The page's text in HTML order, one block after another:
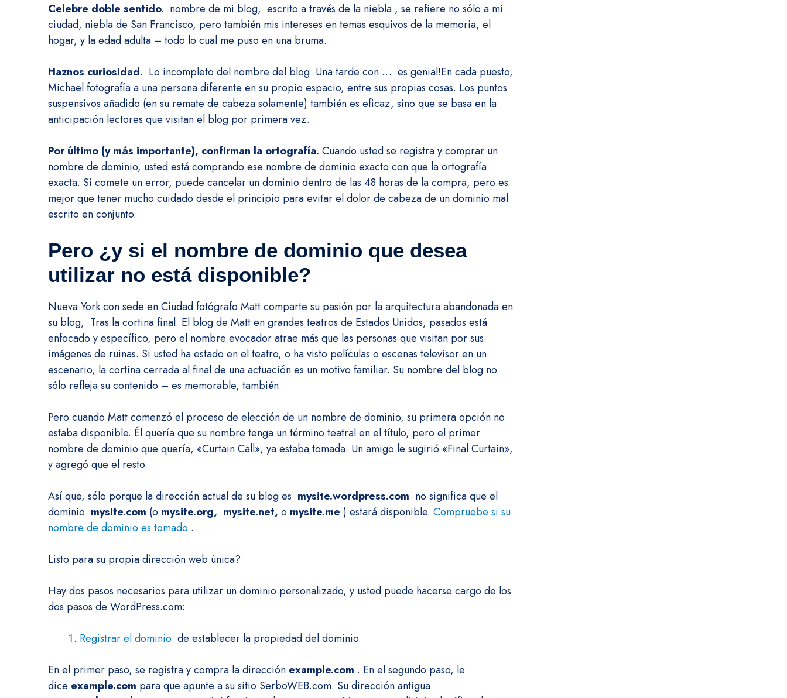
Celebre doble sentido. nombre de mi blog, escrito a través de la niebla , se refiere no sólo a mi
ciudad, niebla de San Francisco, pero también mis intereses en temas esquivos de la memoria, el
hogar, y la edad adulta – todo lo cual me puso en una bruma.
Haznos curiosidad. Lo incompleto del nombre del blog Una tarde con … es genial!En cada puesto,
Michael fotografía a una persona diferente en su propio espacio, entre sus propias cosas. Los puntos
suspensivos añadido (en su remate de cabeza solamente) también es eficaz, sino que se basa en la
anticipación lectores que visitan el blog por primera vez.
Por último (y más importante), confirman la ortografía. Cuando usted se registra y comprar un
nombre de dominio, usted está comprando ese nombre de dominio exacto con que la ortografía
exacta. Si comete un error, puede cancelar un dominio dentro de las 48 horas de la compra, pero es
mejor que tener mucho cuidado desde el principio para evitar el dolor de cabeza de un dominio mal
escrito en conjunto.
Pero ¿y si el nombre de dominio que desea
utilizar no está disponible?
Nueva York con sede en Ciudad fotógrafo Matt comparte su pasión por la arquitectura abandonada en
su blog, Tras la cortina final. El blog de Matt en grandes teatros de Estados Unidos, pasados está
enfocado y específico, pero el nombre evocador atrae más que las personas que visitan por sus
imágenes de ruinas. Si usted ha estado en el teatro, o ha visto películas o escenas televisor en un
escenario, la cortina cerrada al final de una actuación es un motivo familiar. Su nombre del blog no
sólo refleja su contenido – es memorable, también.
Pero cuando Matt comenzó el proceso de elección de un nombre de dominio, su primera opción no
estaba disponible. Él quería que su nombre tenga un término teatral en el título, pero el primer
nombre de dominio que quería, «Curtain Call», ya estaba tomada. Un amigo le sugirió «Final Curtain»,
y agregó que el resto.
Así que, sólo porque la dirección actual de su blog es mysite.wordpress.com no significa que el
dominio mysite.com (o mysite.org, mysite.net, o mysite.me ) estará disponible. Compruebe si su
nombre de dominio es tomado .
Listo para su propia dirección web única?
Hay dos pasos necesarios para utilizar un dominio personalizado, y usted puede hacerse cargo de los
dos pasos de WordPress.com:
Registrar el dominio de establecer la propiedad del dominio.
En el primer paso, se registra y compra la dirección example.com . En el segundo paso, le
dice example.com para que apunte a su sitio SerboWEB.com. Su dirección antigua